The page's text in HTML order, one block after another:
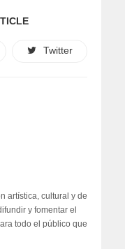
Twitter
artística, cultural y de
y fomentar el
todo el público que